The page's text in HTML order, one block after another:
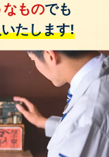
なものでも
いたします!